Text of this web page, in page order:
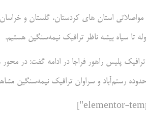
استان های کردستان، گلستان و
پلیس راهور فراجا در ادامه گفت: در
رستم‌آباد و سراوان ترافیک نیمه‌سنگین